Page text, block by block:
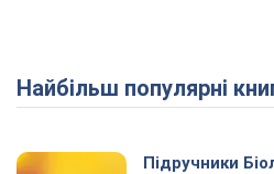
Найбільш популярні
Підручники